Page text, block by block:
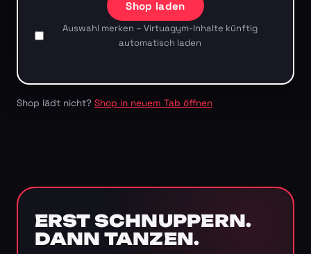
Shop laden
Auswahl merken – Virtuagym-Inhalte künftig
automatisch laden
Shop lädt nicht? Shop in neuem Tab öffnen
ERST SCHNUPPERN.
DANN TANZEN.